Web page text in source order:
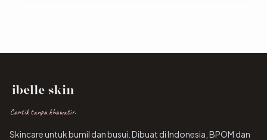
Cantik tanpa khawatir.
Skincare untuk bumil dan busui. Dibuat di Indonesia, BPOM dan